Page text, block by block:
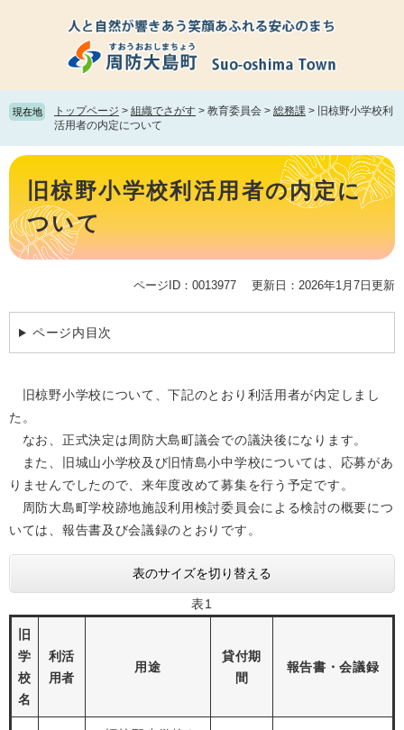
頭
で
飛
ば
て
現在地 トップページ > 組織でさがす > 教育委員会 > 総務課 > 旧椋野小学校利
活用者の内定について
本
旧椋野小学校利活用者の内定に
ついて
ページID：0013977 更新日：2026年1月7日更新
ページ内目次
旧椋野小学校について、下記のとおり利活用者が内定しまし
た。
なお、正式決定は周防大島町議会での議決後になります。
また、旧城山小学校及び旧情島小中学校については、応募があ
りませんでしたので、来年度改めて募集を行う予定です。
周防大島町学校跡地施設利用検討委員会による検討の概要につ
いては、報告書及び会議録のとおりです。
表のサイズを切り替える
表1
旧
学
校
名
利活
用者
用途
貸付期
間
報告書・会議録